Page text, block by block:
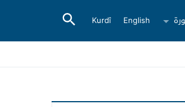
English
Kurdî